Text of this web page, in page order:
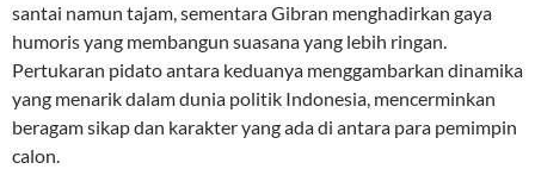
santai namun tajam, sementara Gibran menghadirkan gaya
humoris yang membangun suasana yang lebih ringan.
Pertukaran pidato antara keduanya menggambarkan dinamika
yang menarik dalam dunia politik Indonesia, mencerminkan
beragam sikap dan karakter yang ada di antara para pemimpin
calon.